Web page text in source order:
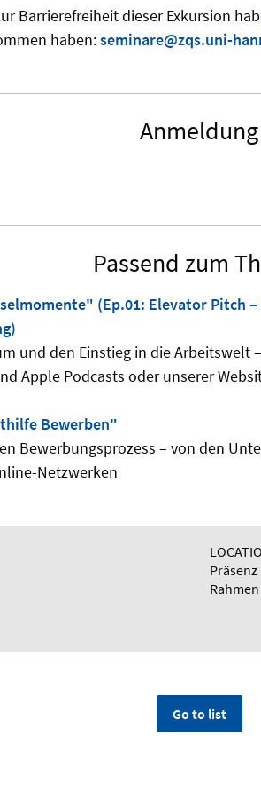
Barrierefreiheit dieser Exkursion
haben:seminare@zqs.uni-
Anmeldung
Passend zum
(Ep.01: Elevator Pitch
und den Einstieg in die Arbeitswelt
Apple Podcasts oder unserer
Bewerben"
Bewerbungsprozess – von den
Netzwerken
Go to list